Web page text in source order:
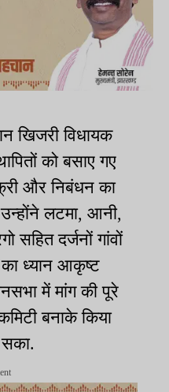
खिजरी विधायक
को बसाए गए
और निबंधन का
लटमा, आनी,
सहित दर्जनों गांवों
ध्यान आकृष्ट
में मांग की पूरे
बनाके किया